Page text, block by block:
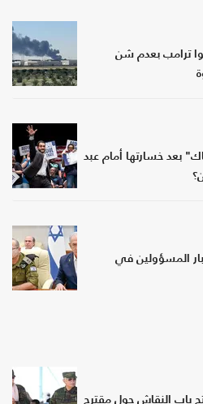
ترامب بعدم شن
بعد خسارتها أمام عبد
إقالة 2 من كبار المسؤولين في
باب النقاش حول مقترح